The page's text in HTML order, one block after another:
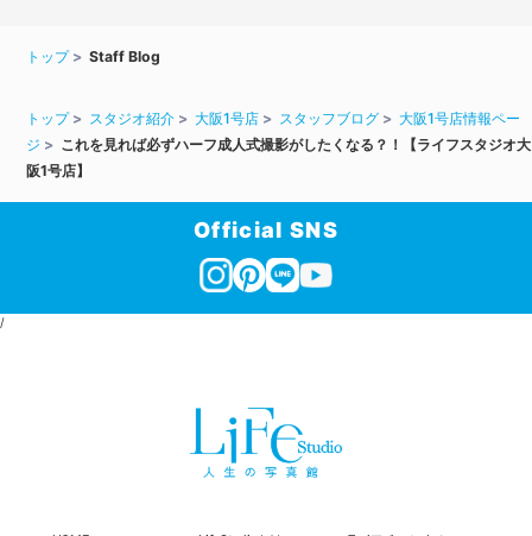
トップ Staff Blog
トップ スタジオ紹介 大阪1号店 スタッフブログ
大阪1号店情報ペー
ジ
これを見れば必ずハーフ成人式撮影がしたくなる？！【ライフスタジオ大
阪1号店】
Official SNS
/